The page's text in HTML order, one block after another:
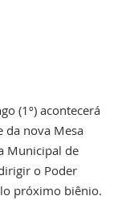
(1º) acontecerá
da nova Mesa
Municipal de
o Poder
próximo biênio.